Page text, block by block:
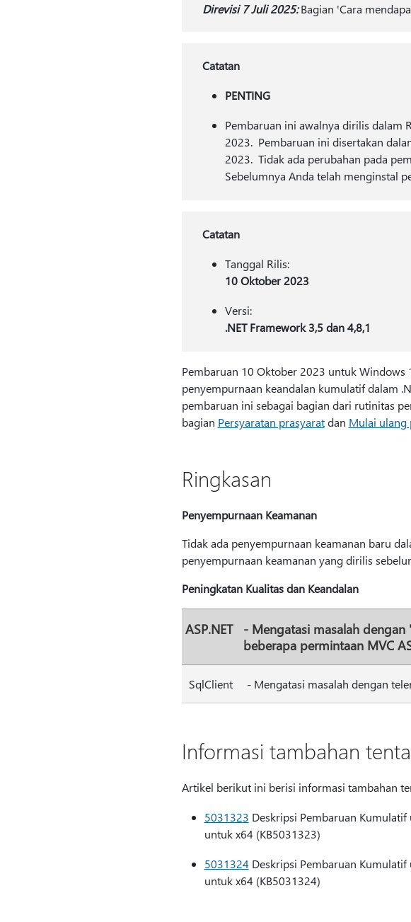
Direvisi 7 Juli 2025:Bagian 'Cara
Catatan
PENTING
Pembaruan ini awalnya dirilis dalam
2023. Pembaruan ini disertakan
2023. Tidak ada perubahan pada
Sebelumnya Anda telah menginstal
Catatan
Tanggal Rilis:
10 Oktober 2023
Versi:
.NET Framework 3,5 dan 4,8,1
Pembaruan 10 Oktober 2023 untuk
penyempurnaan keandalan kumulatif dalam
pembaruan ini sebagai bagian dari rutinitas
bagian Persyaratan prasyaratdan Mulai ulang
Ringkasan
Penyempurnaan Keamanan
Tidak ada penyempurnaan keamanan baru
penyempurnaan keamanan yang dirilis
Peningkatan Kualitas dan Keandalan
ASP.NET
- Mengatasi masalah
beberapa permintaan MVC
SqlClient - Mengatasi masalah dengan
Informasi tambahan
Artikel berikut ini berisi informasi tambahan
5031323 Deskripsi Pembaruan
untuk x64 (KB5031323)
5031324 Deskripsi Pembaruan
untuk x64 (KB5031324)